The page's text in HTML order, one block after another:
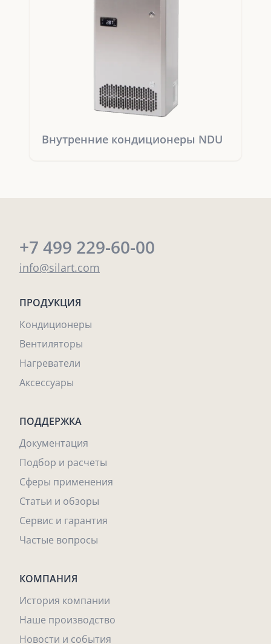
Внутренние кондиционеры NDU
+7 499 229-60-00
info@silart.com
ПРОДУКЦИЯ
Кондиционеры
Вентиляторы
Нагреватели
Аксессуары
ПОДДЕРЖКА
Документация
Подбор и расчеты
Сферы применения
Статьи и обзоры
Сервис и гарантия
Частые вопросы
КОМПАНИЯ
История компании
Наше производство
Новости и события